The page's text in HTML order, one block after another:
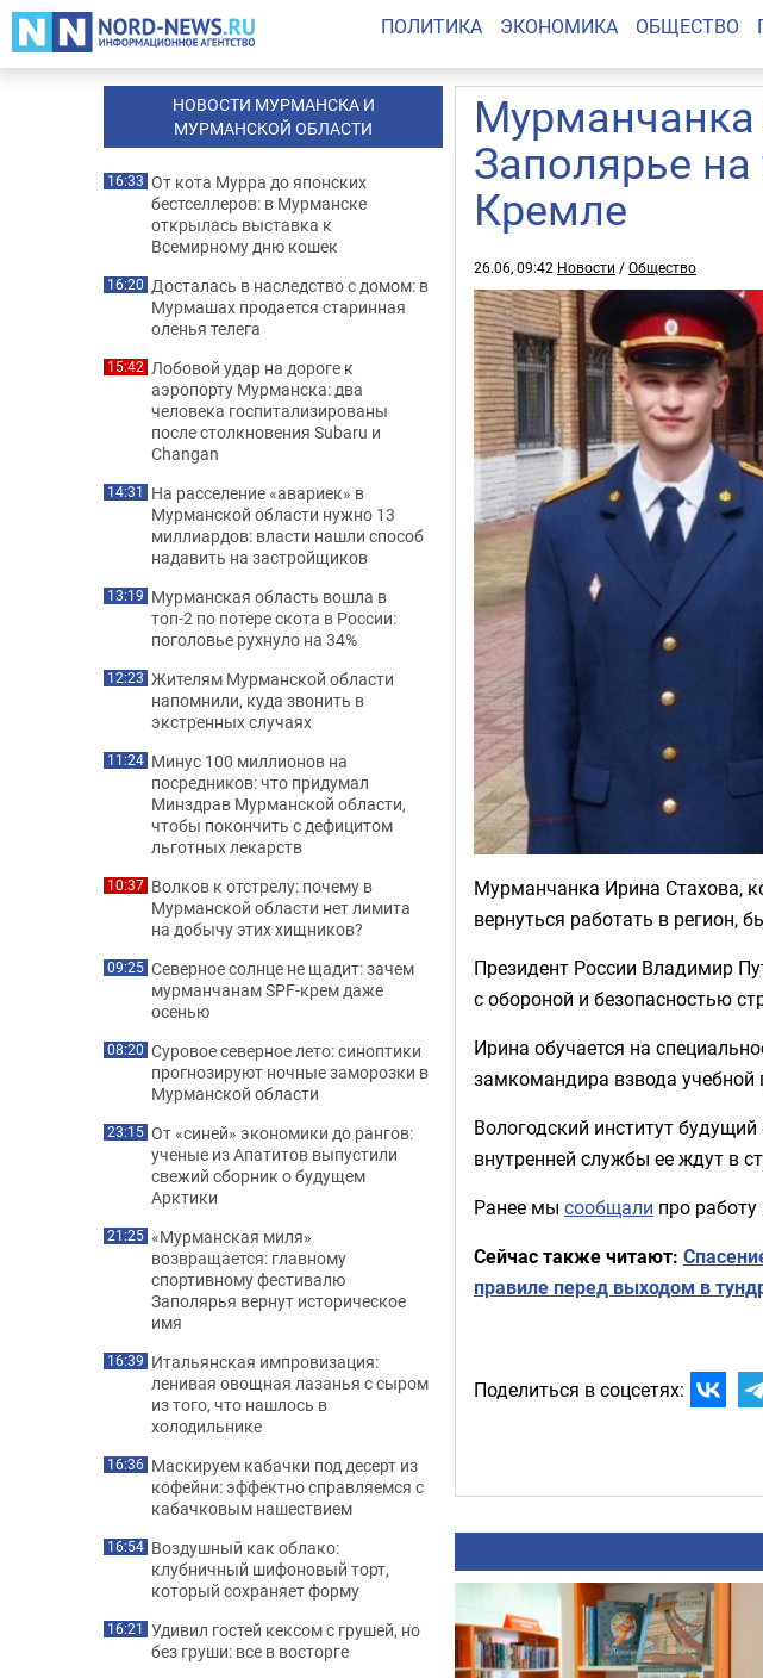
ПОЛИТИКА ЭКОНОМИКА ОБЩЕСТВО
Мурманчанка
Заполярье
Кремле
26.06, 09:42 Новости /Общество
Мурманчанка Ирина Стахова,
вернуться работать в регион,
Президент России Владимир
с обороной и безопасностью
Ирина обучается на
замкомандира взвода учебной
Вологодский институт
внутренней службы ее ждут в
Ранее мы сообщали про
Сейчас также читают:
правиле перед выходом в
Поделиться в соцсетях:
НОВОСТИ МУРМАНСКА И
МУРМАНСКОЙ ОБЛАСТИ
16:33 От кота Мурра до японских
бестселлеров: в Мурманске
открылась выставка к
Всемирному дню кошек
16:20 Досталась в наследство с домом: в
Мурмашах продается старинная
оленья телега
15:42 Лобовой удар на дороге к
аэропорту Мурманска: два
человека госпитализированы
после столкновения Subaru и
Changan
14:31 На расселение «авариек» в
Мурманской области нужно 13
миллиардов: власти нашли способ
надавить на застройщиков
13:19 Мурманская область вошла в
топ-2 по потере скота в России:
поголовье рухнуло на 34%
12:23 Жителям Мурманской области
напомнили, куда звонить в
экстренных случаях
11:24 Минус 100 миллионов на
посредников: что придумал
Минздрав Мурманской области,
чтобы покончить с дефицитом
льготных лекарств
10:37 Волков к отстрелу: почему в
Мурманской области нет лимита
на добычу этих хищников?
09:25 Северное солнце не щадит: зачем
мурманчанам SPF-крем даже
осенью
08:20 Суровое северное лето: синоптики
прогнозируют ночные заморозки в
Мурманской области
23:15 От «синей» экономики до рангов:
ученые из Апатитов выпустили
свежий сборник о будущем
Арктики
21:25 «Мурманская миля»
возвращается: главному
спортивному фестивалю
Заполярья вернут историческое
имя
16:39 Итальянская импровизация:
ленивая овощная лазанья с сыром
из того, что нашлось в
холодильнике
16:36 Маскируем кабачки под десерт из
кофейни: эффектно справляемся с
кабачковым нашествием
16:54 Воздушный как облако:
клубничный шифоновый торт,
который сохраняет форму
16:21 Удивил гостей кексом с грушей, но
без груши: все в восторге